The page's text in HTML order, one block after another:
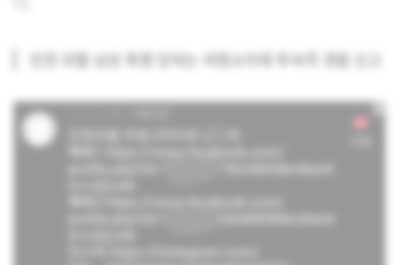
인천 모텔 남성 폭행 당하는 비명소리에 투숙객 경찰 신고